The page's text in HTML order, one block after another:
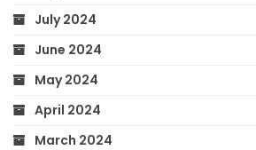
July 2024
June 2024
May 2024
April 2024
March 2024